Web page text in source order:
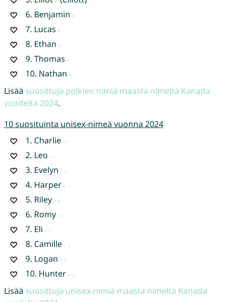
6. Benjamin
7. Lucas
8. Ethan
9. Thomas
10. Nathan
Lisää suosittuja poikien nimiä maasta nimeltä Kanada
vuodelta 2024.
10 suosituinta unisex-nimeä vuonna 2024
1. Charlie
2. Leo
3. Evelyn
4. Harper
5. Riley
6. Romy
7. Eli
8. Camille
9. Logan
10. Hunter
Lisää suosittuja unisex-nimiä maasta nimeltä Kanada